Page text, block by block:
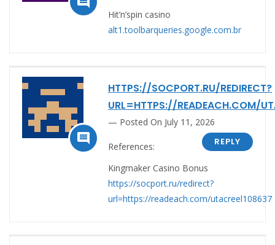
Hit’n’spin casino
alt1.toolbarqueries.google.com.br

HTTPS://SOCPORT.RU/REDIRECT?
URL=HTTPS://READEACH.COM/
Posted On July 11, 2026
REPLY
References:
Kingmaker Casino Bonus
https://socport.ru/redirect?
url=https://readeach.com/utacreel108637